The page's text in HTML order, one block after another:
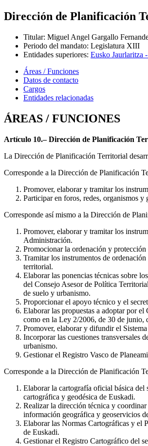
Dirección de Planificación
Titular: Miguel Angel Gargallo
Periodo del mandato: Legislatura XIII
Entidades superiores: Eusko Jaurlaritza
Áreas / Funciones
Datos de contacto
Cargos
Entidades relacionadas
ÁREAS / FUNCIONES
Artículo 10.– Dirección de Planificación
La Dirección de Planificación Territorial
Corresponde a la Dirección de Planificación
Promover, elaborar y tramitar los
Participar en foros, redes, organismos
Corresponde así mismo a la Dirección de
Promover, elaborar y tramitar los
Administración.
Promocionar la ordenación y
Tramitar los instrumentos de
territorial.
Elaborar las ponencias técnicas sobre
del Consejo Asesor de Política
de suelo y urbanismo.
Proporcionar el apoyo técnico y el
Elaborar las propuestas a adoptar por
como en la Ley 2/2006, de 30 de junio,
Promover, elaborar y difundir el
Incorporar las cuestiones transversales
urbanismo.
Gestionar el Registro Vasco de
Corresponde a la Dirección de Planificación
Elaborar la cartografía oficial básica del
cartográfica y geodésica de Euskadi.
Realizar la dirección técnica y
información geográfica y geoservicios
Elaborar las Normas Cartográficas y el
de Euskadi.
Gestionar el Registro Cartográfico del